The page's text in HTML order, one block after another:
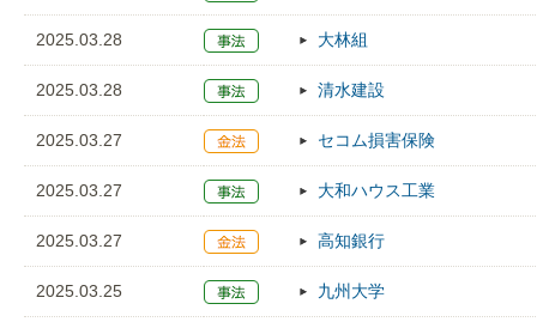
2025.03.28 大林組
2025.03.28 清水建設
2025.03.27 セコム損害保険
2025.03.27 大和ハウス工業
2025.03.27 高知銀行
2025.03.25 九州大学